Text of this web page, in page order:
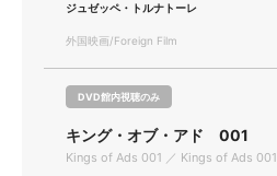
ジュゼッペ・トルナトーレ
外国映画/Foreign Film
DVD館内視聴のみ
キング・オブ・アド 001
Kings of Ads 001 ／ Kings of Ads 001